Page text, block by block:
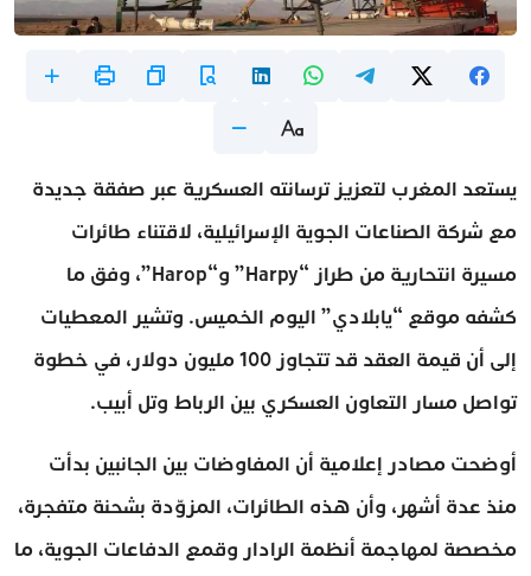
يستعد المغرب لتعزيز ترسانته العسكرية عبر صفقة جديدة
مع شركة الصناعات الجوية الإسرائيلية، لاقتناء طائرات
مسيرة انتحارية من طراز “Harpy” و“Harop”، وفق ما
كشفه موقع “يابلادي” اليوم الخميس. وتشير المعطيات
إلى أن قيمة العقد قد تتجاوز 100 مليون دولار، في خطوة
تواصل مسار التعاون العسكري بين الرباط وتل أبيب.
أوضحت مصادر إعلامية أن المفاوضات بين الجانبين بدأت
منذ عدة أشهر، وأن هذه الطائرات، المزوّدة بشحنة متفجرة،
مخصصة لمهاجمة أنظمة الرادار وقمع الدفاعات الجوية، ما